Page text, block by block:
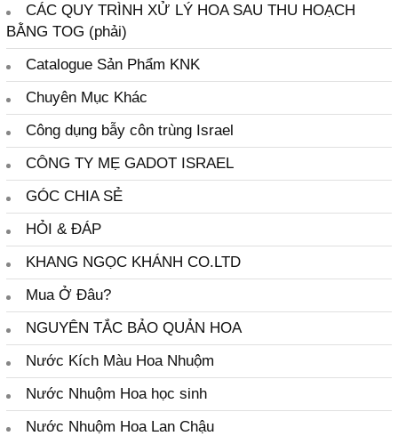
TOG 3 Xử Lý Baby Salem
8. Bột Kích Rễ Trị Nấm
9. PHÂN BÓN NHẬP KHẨU
NOVACID ISRAEL (5 LOẠI)
TẠI SAO XỬ LÝ HOA?
AI NÊN XỬ LÝ HOA (Who)?
CÁCH XỬ LÝ HOA (How)?
CÁC QUY TRÌNH XỬ LÝ HOA SAU THU HOẠCH
BẰNG TOG (phải)
Catalogue Sản Phẩm KNK
Chuyên Mục Khác
Công dụng bẫy côn trùng Israel
CÔNG TY MẸ GADOT ISRAEL
GÓC CHIA SẺ
HỎI & ĐÁP
KHANG NGỌC KHÁNH CO.LTD
Mua Ở Đâu?
NGUYÊN TẮC BẢO QUẢN HOA
Nước Kích Màu Hoa Nhuộm
Nước Nhuộm Hoa học sinh
Nước Nhuộm Hoa Lan Chậu